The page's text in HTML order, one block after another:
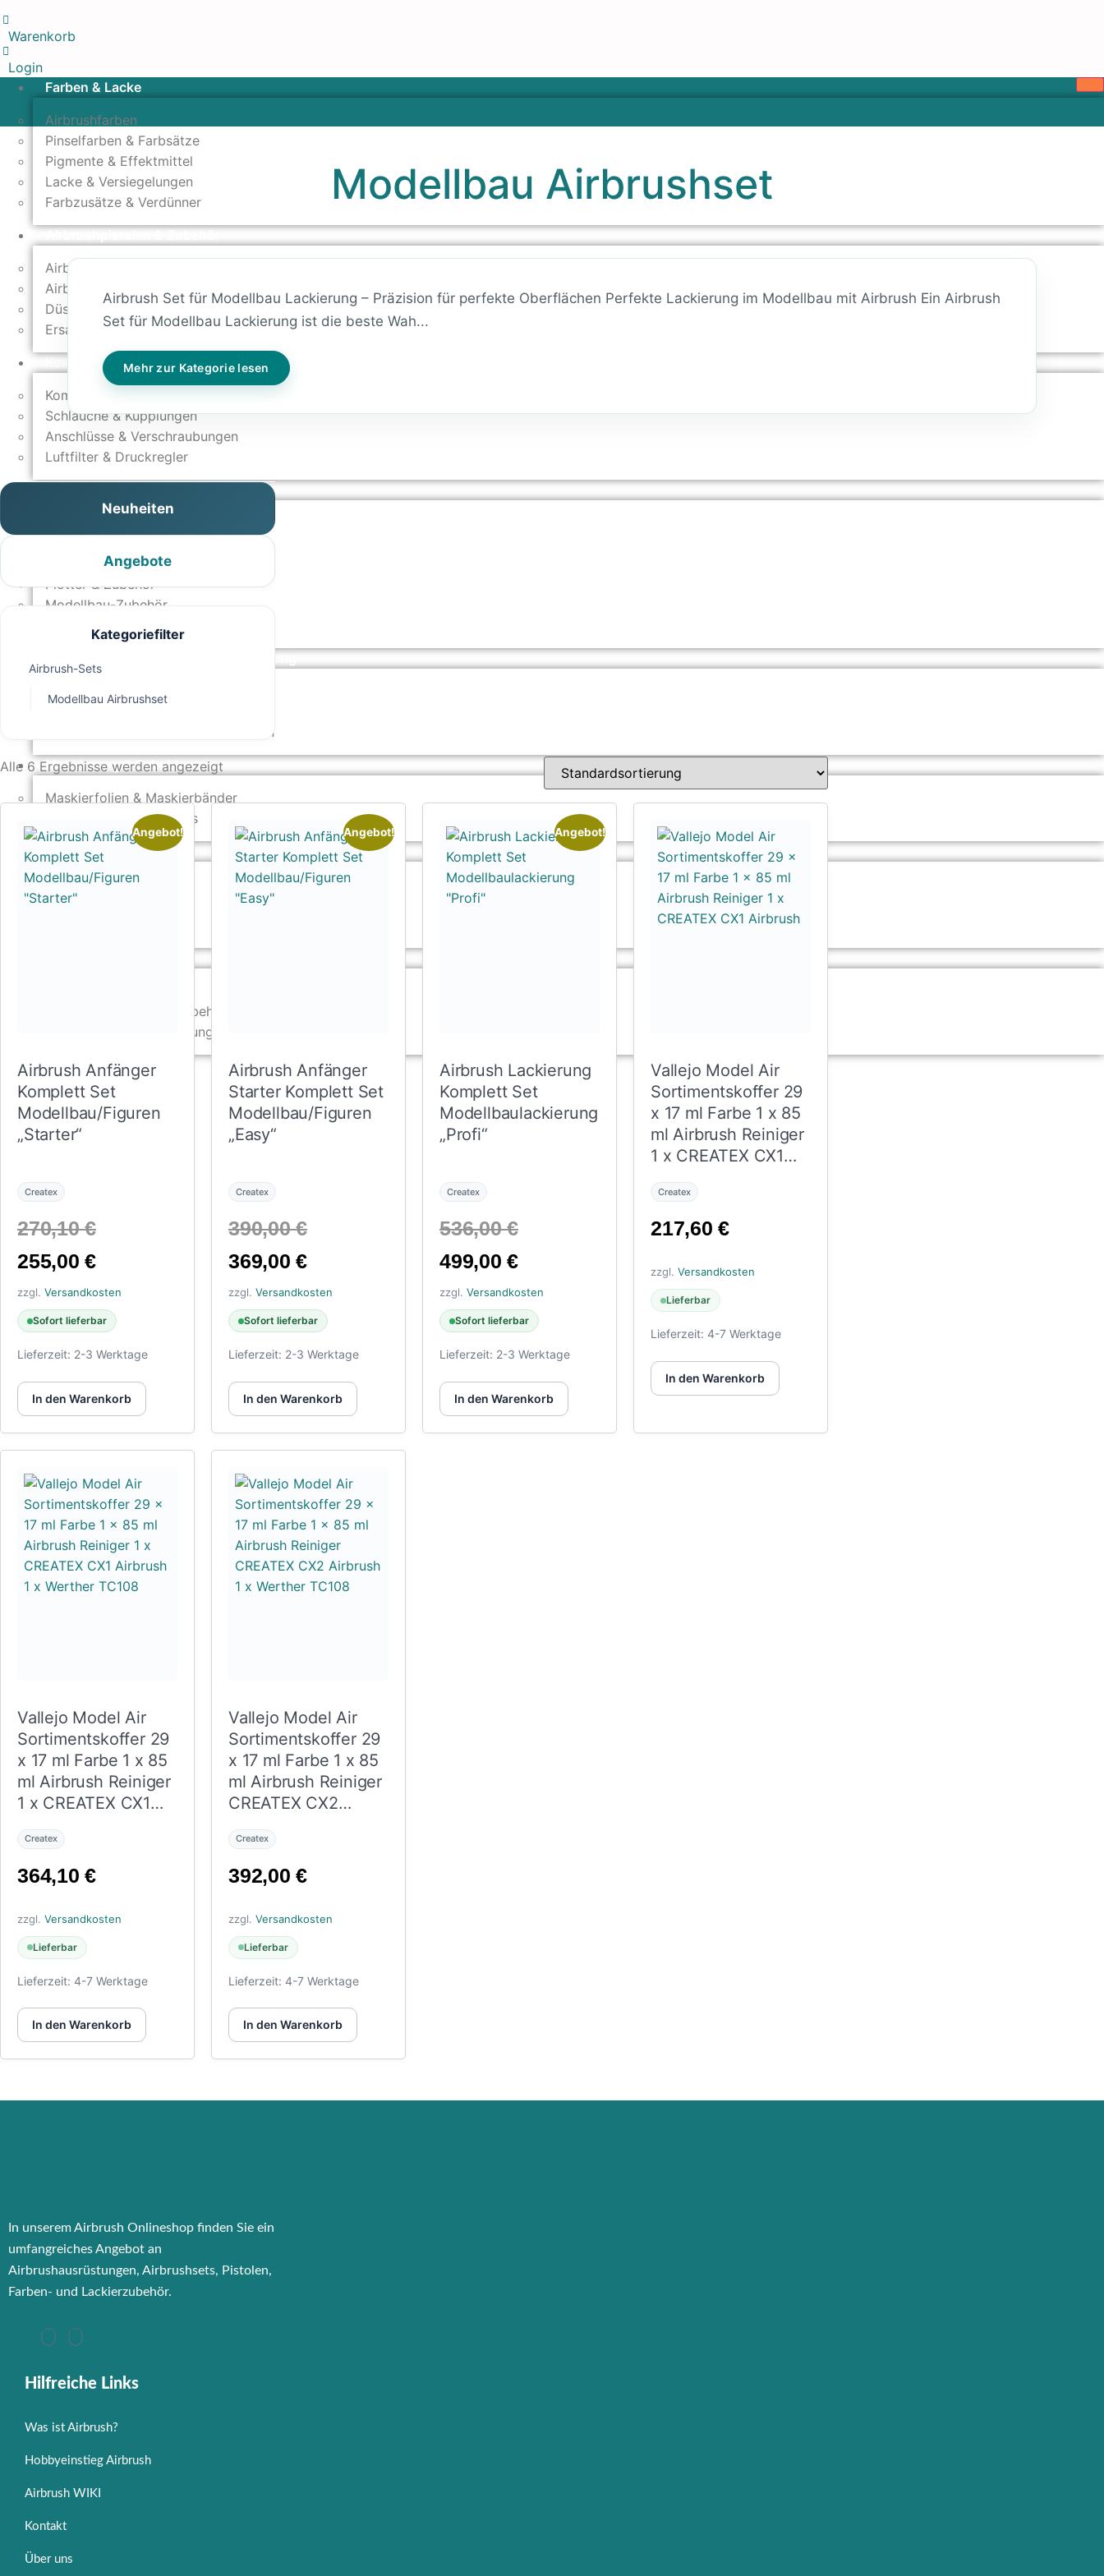
Warenkorb
Login
Farben & Lacke
Airbrushfarben
Pinselfarben & Farbsätze
Pigmente & Effektmittel
Lacke & Versiegelungen
Farbzusätze & Verdünner
Airbrush-Sets
Airbrush-Pistolen
Düsen & Nadeln
Ersatzteile & Tuning
Kompressoren & Lufttechnik
Kompressoren
Schläuche & Kupplungen
Anschlüsse & Verschraubungen
Luftfilter & Druckregler
Radierer & Schneidewerkzeuge
Plotter & Zubehör
Modellbau-Zubehör
Untergründe & Papier
Spachtelmasse & Sprühspachtel
Sandstrahlen & Spezialbehandlungen
Maskierung & Schablonen
Maskierfolien & Maskierbänder
Schablonen & Templates
Reinigung & Pflege
Oberflächenreiniger
Airbrush-Reiniger
Leerbehälter & Mischzubehör
Spezialliteratur & Anleitungen
Gutscheine
X
Modellbau Airbrushset
Airbrush Set für Modellbau Lackierung – Präzision für perfekte Oberflächen Perfekte Lackierung im Modellbau mit Airbrush Ein Airbrush
Set für Modellbau Lackierung ist die beste Wah...
Mehr zur Kategorie lesen
Neuheiten
Angebote
Kategoriefilter
Airbrush-Sets
Modellbau Airbrushset
Alle 6 Ergebnisse werden angezeigt
Angebot!
Airbrush Anfänger
Komplett Set
Modellbau/Figuren
„Starter“
Createx
270,10€
Ursprünglicher
war:
270,10 €
255,00€Aktueller
Preis
ist:
255,00 €.
zzgl. Versandkosten
Sofort lieferbar
Lieferzeit: 2-3 Werktage
In den Warenkorb
Angebot!
Airbrush Anfänger
Starter Komplett Set
Modellbau/Figuren
„Easy“
Createx
390,00€
Ursprünglicher
war:
390,00 €
369,00€Aktueller
Preis
ist:
369,00 €.
zzgl. Versandkosten
Sofort lieferbar
Lieferzeit: 2-3 Werktage
In den Warenkorb
Angebot!
Airbrush Lackierung
Komplett Set
Modellbaulackierung
„Profi“
Createx
536,00€
Ursprünglicher
war:
536,00 €
499,00€Aktueller
Preis
ist:
499,00 €.
zzgl. Versandkosten
Sofort lieferbar
Lieferzeit: 2-3 Werktage
In den Warenkorb
Vallejo Model Air
Sortimentskoffer 29
x 17 ml Farbe 1 x 85
ml Airbrush Reiniger
1 x CREATEX CX1
Airbrush
Createx
217,60€
zzgl. Versandkosten
Lieferbar
Lieferzeit: 4-7 Werktage
In den Warenkorb
Vallejo Model Air
Sortimentskoffer 29
x 17 ml Farbe 1 x 85
ml Airbrush Reiniger
1 x CREATEX CX1
TC108
Createx
364,10€
zzgl. Versandkosten
Lieferbar
Lieferzeit: 4-7 Werktage
In den Warenkorb
Vallejo Model Air
Sortimentskoffer 29
x 17 ml Farbe 1 x 85
ml Airbrush Reiniger
CREATEX CX2
TC108
Createx
392,00€
zzgl. Versandkosten
Lieferbar
Lieferzeit: 4-7 Werktage
In den Warenkorb
In unserem Airbrush Onlineshop finden Sie ein
umfangreiches Angebot an
Airbrushausrüstungen, Airbrushsets, Pistolen,
Farben- und Lackierzubehör.
Hilfreiche Links
Was ist Airbrush?
Hobbyeinstieg Airbrush
Airbrush WIKI
Kontakt
Über uns